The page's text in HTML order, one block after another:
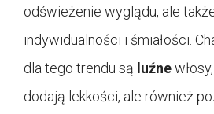
odświeżenie wyglądu, ale
indywidualności i śmiałości.
dla tego trendu są luźne
dodają lekkości, ale również